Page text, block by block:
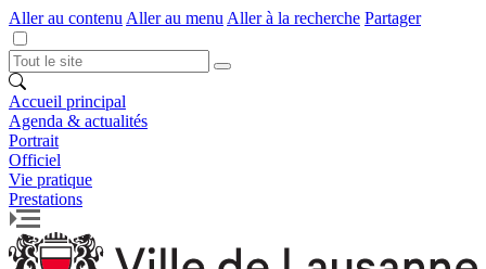
Aller au contenu Aller au menu Aller à la recherche Partager
Accueil principal
Agenda & actualités
Portrait
Officiel
Vie pratique
Prestations